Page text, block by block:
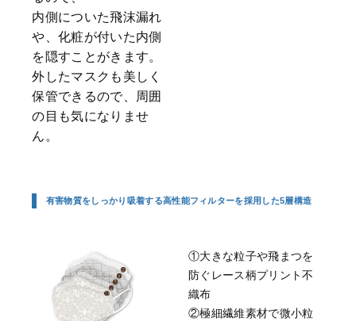
内側についた飛沫漏れ
や、化粧が付いた内側
を隠すことがきます。
外したマスクも美しく
保管できるので、周囲
の目も気になりませ
ん。
有害物質をしっかり吸着する高性能フィルターを採用した5層構造
①大きな粒子や飛まつを
防ぐレース柄プリント不
織布
②極細繊維素材で微小粒